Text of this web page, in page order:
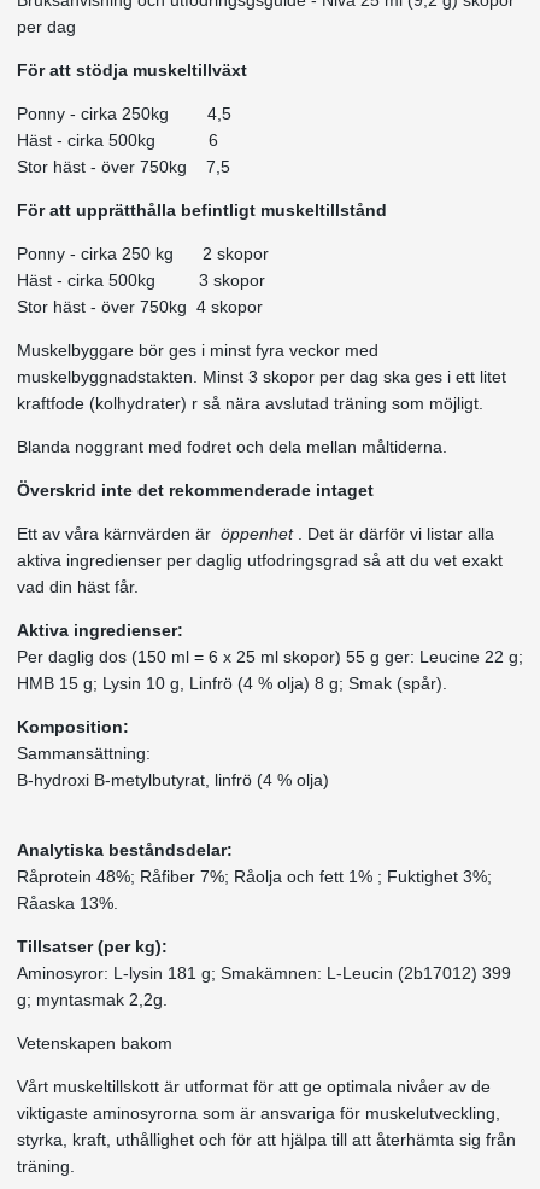
per dag
För att stödja muskeltillväxt
Ponny - cirka 250kg 4,5
Häst - cirka 500kg 6
Stor häst - över 750kg 7,5
För att upprätthålla befintligt muskeltillstånd
Ponny - cirka 250 kg 2 skopor
Häst - cirka 500kg 3 skopor
Stor häst - över 750kg 4 skopor
Muskelbyggare bör ges i minst fyra veckor med
muskelbyggnadstakten. Minst 3 skopor per dag ska ges i ett litet
kraftfode (kolhydrater) r så nära avslutad träning som möjligt.
Blanda noggrant med fodret och dela mellan måltiderna.
Överskrid inte det rekommenderade intaget
Ett av våra kärnvärden är öppenhet. Det är därför vi listar alla
aktiva ingredienser per daglig utfodringsgrad så att du vet exakt
vad din häst får.
Aktiva ingredienser:
Per daglig dos (150 ml = 6 x 25 ml skopor) 55 g ger: Leucine 22 g;
HMB 15 g; Lysin 10 g, Linfrö (4 % olja) 8 g; Smak (spår).
Komposition:
Sammansättning:
B-hydroxi B-metylbutyrat, linfrö (4 % olja)
Analytiska beståndsdelar:
Råprotein 48%; Råfiber 7%; Råolja och fett 1% ; Fuktighet 3%;
Råaska 13%.
Tillsatser (per kg):
Aminosyror: L-lysin 181 g; Smakämnen: L-Leucin (2b17012) 399
g; myntasmak 2,2g.
Vetenskapen bakom
Vårt muskeltillskott är utformat för att ge optimala nivåer av de
viktigaste aminosyrorna som är ansvariga för muskelutveckling,
styrka, kraft, uthållighet och för att hjälpa till att återhämta sig från
träning.